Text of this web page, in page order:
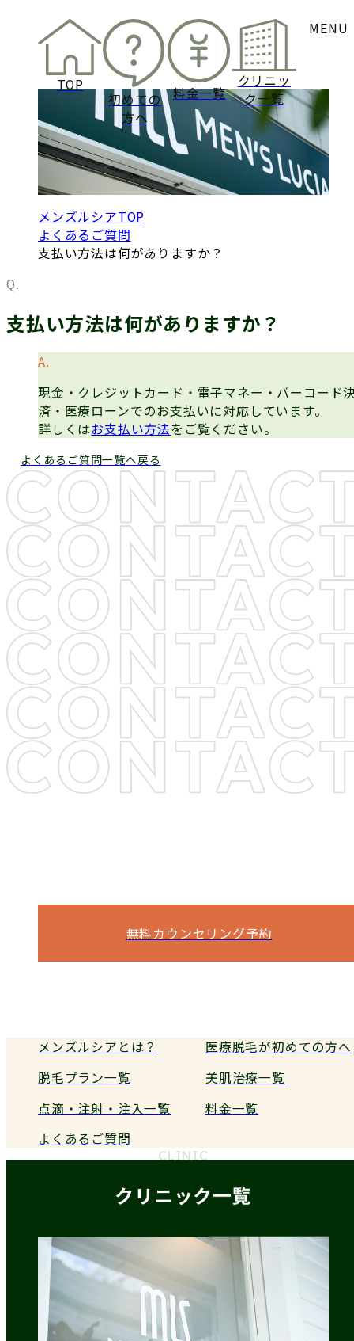
TOP
初めての
方へ
料金一覧
クリニッ
ク一覧
MENU
無料
カウンセリング予
よくあるご質問
メンズルシアTOP
よくあるご質問
支払い方法は何がありますか？
支払い方法は何がありますか？
現金・クレジットカード・電子マネー・バーコード
済・医療ローンでのお支払いに対応しています。
詳しくはお支払い方法をご覧ください。
よくあるご質問一覧へ戻る
無料カウンセリング予約
メンズルシアとは？
医療脱毛が初めての方へ
脱毛プラン一覧
美肌治療一覧
点滴・注射・注入一覧
料金一覧
よくあるご質問
CLINIC
クリニック一覧